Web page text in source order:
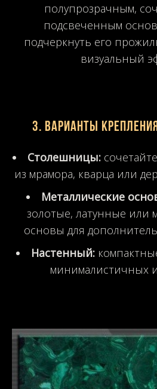
полупрозрачным,
подсвеченным
подчеркнуть его
визуальный
3. Варианты
Столешницы:
из мрамора, кварца или
Металлические
золотые, латунные или
основы для
Настенный:
минималистичных